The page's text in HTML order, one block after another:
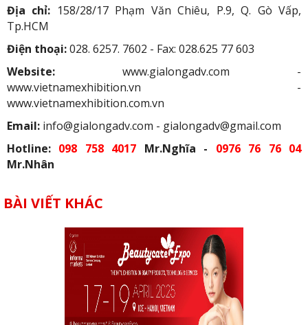
Địa chỉ: 158/28/17 Phạm Văn Chiêu, P.9, Q. Gò Vấp,
Tp.HCM
Điện thoại:028. 6257. 7602 - Fax: 028.625 77 603
Website: www.gialongadv.com -
www.vietnamexhibition.vn -
www.vietnamexhibition.com.vn
Email: info@gialongadv.com - gialongadv@gmail.com
Hotline: 098 758 4017 Mr.Nghĩa - 0976 76 76 04
Mr.Nhân
BÀI VIẾT KHÁC